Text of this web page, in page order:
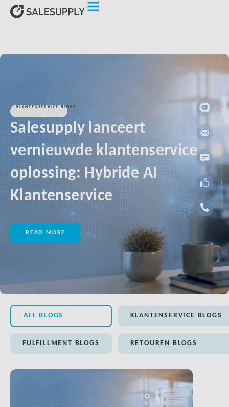
KLANTENSERVICE BLOGS
Salesupply lanceert
vernieuwde klantenservice
oplossing: Hybride AI
Klantenservice
READ MORE
ALL BLOGS KLANTENSERVICE BLOGS
FULFILLMENT BLOGS RETOUREN BLOGS